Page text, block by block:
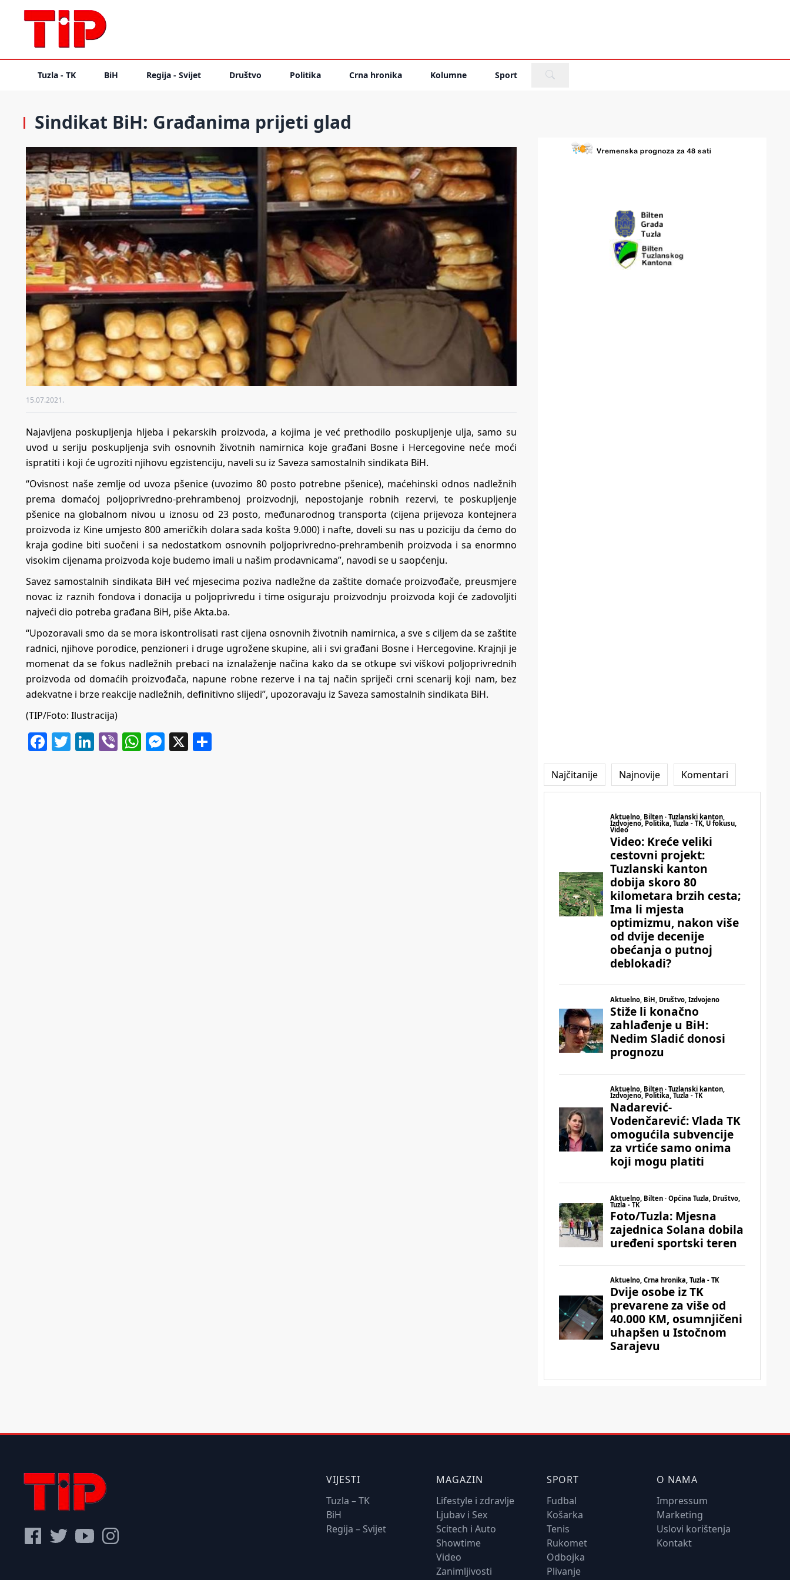
Tuzla - TK BiH Regija - Svijet Društvo Politika Crna hronika Kolumne Sport
Sindikat BiH: Građanima prijeti glad
15.07.2021.
Najavljena poskupljenja hljeba i pekarskih proizvoda, a kojima je već prethodilo poskupljenje ulja, samo su
uvod u seriju poskupljenja svih osnovnih životnih namirnica koje građani Bosne i Hercegovine neće moći
ispratiti i koji će ugroziti njihovu egzistenciju, naveli su iz Saveza samostalnih sindikata BiH.
“Ovisnost naše zemlje od uvoza pšenice (uvozimo 80 posto potrebne pšenice), maćehinski odnos nadležnih
prema domaćoj poljoprivredno-prehrambenoj proizvodnji, nepostojanje robnih rezervi, te poskupljenje
pšenice na globalnom nivou u iznosu od 23 posto, međunarodnog transporta (cijena prijevoza kontejnera
proizvoda iz Kine umjesto 800 američkih dolara sada košta 9.000) i nafte, doveli su nas u poziciju da ćemo do
kraja godine biti suočeni i sa nedostatkom osnovnih poljoprivredno-prehrambenih proizvoda i sa enormno
visokim cijenama proizvoda koje budemo imali u našim prodavnicama”, navodi se u saopćenju.
Savez samostalnih sindikata BiH već mjesecima poziva nadležne da zaštite domaće proizvođače, preusmjere
novac iz raznih fondova i donacija u poljoprivredu i time osiguraju proizvodnju proizvoda koji će zadovoljiti
najveći dio potreba građana BiH, pišeAkta.ba.
“Upozoravali smo da se mora iskontrolisati rast cijena osnovnih životnih namirnica, a sve s ciljem da se zaštite
radnici, njihove porodice, penzioneri i druge ugrožene skupine, ali i svi građani Bosne i Hercegovine. Krajnji je
momenat da se fokus nadležnih prebaci na iznalaženje načina kako da se otkupe svi viškovi poljoprivrednih
proizvoda od domaćih proizvođača, napune robne rezerve i na taj način spriječi crni scenarij koji nam, bez
adekvatne i brze reakcije nadležnih, definitivno slijedi”, upozoravaju iz Saveza samostalnih sindikata BiH.
(TIP/Foto: Ilustracija)
Facebook
Twitter
LinkedIn
ViberWhatsApp
Messenger
X
Najčitanije Najnovije Komentari
VIJESTI
Tuzla – TK
BiH
Regija – Svijet
MAGAZIN
Lifestyle i zdravlje
Ljubav i Sex
Scitech i Auto
Showtime
Video
Zanimljivosti
SPORT
Fudbal
Košarka
Tenis
Rukomet
Odbojka
Plivanje
O NAMA
Impressum
Marketing
Uslovi korištenja
Kontakt